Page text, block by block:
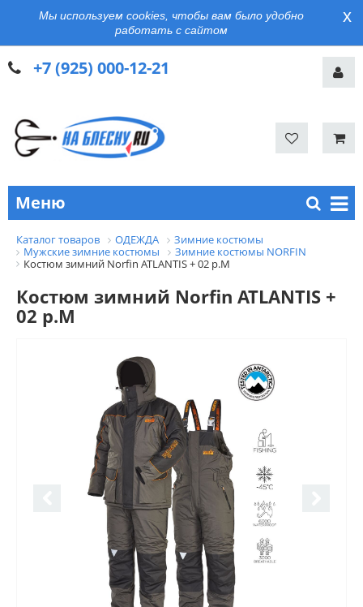
Мы используем cookies, чтобы вам было удобно
работать с сайтом
x
+7 (925) 000-12-21
Меню
Каталог товаров ОДЕЖДА
Зимние костюмы
Мужские зимние костюмы
Зимние костюмы NORFIN
Костюм зимний Norfin ATLANTIS + 02 р.M
Костюм зимний Norfin ATLANTIS +
02 р.M